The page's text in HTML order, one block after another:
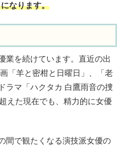
なります。
業を続けています。直近の出
「羊と密柑と日曜日」、「老
ラマ「ハクタカ 白鷹雨音の捜
えた現在でも、精力的に女優
間で観たくなる演技派女優の